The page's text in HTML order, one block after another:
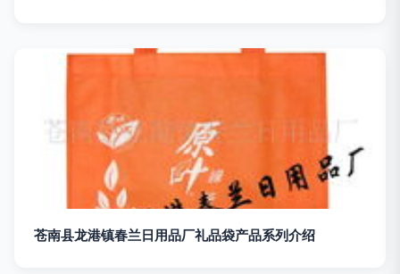
苍南县龙港镇春兰日用品厂礼品袋产品系列介绍